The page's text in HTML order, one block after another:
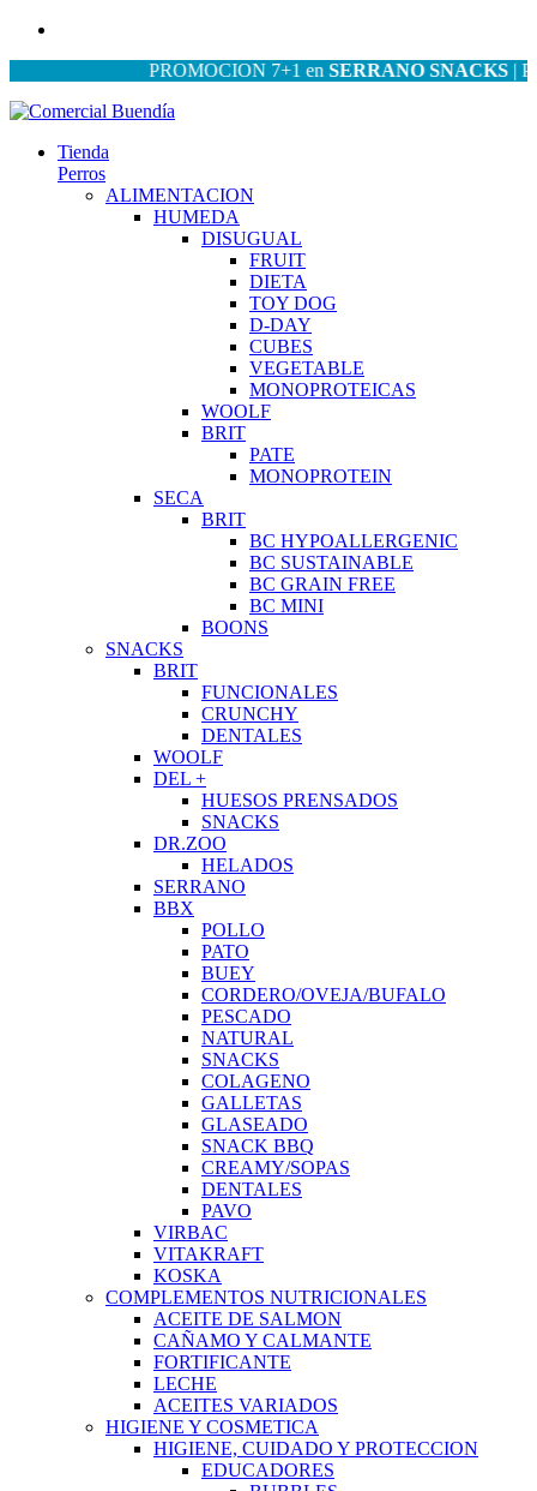
PROMOCION 7+1 enSERRANO SNACKS|
Tienda
Perros
ALIMENTACION
HUMEDA
DISUGUAL
FRUIT
DIETA
TOY DOG
D-DAY
CUBES
VEGETABLE
MONOPROTEICAS
WOOLF
BRIT
PATE
MONOPROTEIN
SECA
BRIT
BC HYPOALLERGENIC
BC SUSTAINABLE
BC GRAIN FREE
BC MINI
BOONS
SNACKS
BRIT
FUNCIONALES
CRUNCHY
DENTALES
WOOLF
DEL +
HUESOS PRENSADOS
SNACKS
DR.ZOO
HELADOS
SERRANO
BBX
POLLO
PATO
BUEY
CORDERO/OVEJA/BUFALO
PESCADO
NATURAL
SNACKS
COLAGENO
GALLETAS
GLASEADO
SNACK BBQ
CREAMY/SOPAS
DENTALES
PAVO
VIRBAC
VITAKRAFT
KOSKA
COMPLEMENTOS NUTRICIONALES
ACEITE DE SALMON
CAÑAMO Y CALMANTE
FORTIFICANTE
LECHE
ACEITES VARIADOS
HIGIENE Y COSMETICA
HIGIENE, CUIDADO Y PROTECCION
EDUCADORES